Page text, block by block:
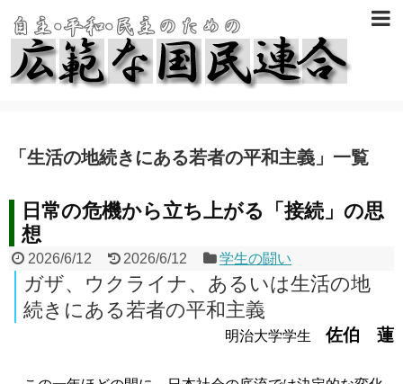
「 生活の地続きにある若者の平和主義 」 一覧
日常の危機から立ち上がる「接続」の思
想
2026/6/12 2026/6/12 学生の闘い
ガザ、ウクライナ、あるいは生活の地
続きにある若者の平和主義
明治大学学生 佐伯 蓮